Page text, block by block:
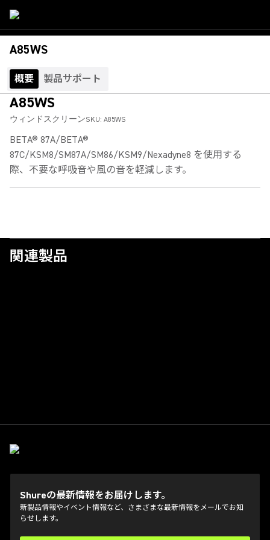
A85WS
概要 製品サポート
A85WS
ウィンドスクリーンSKU: A85WS
BETA® 87A/BETA®
87C/KSM8/SM87A/SM86/KSM9/Nexadyne8 を使用する
際、不要な呼吸音や風の音を軽減します。
関連製品
Shureの最新情報をお届けします。
新製品情報やイベント情報など、さまざまな最新情報をメールでお知
らせします。